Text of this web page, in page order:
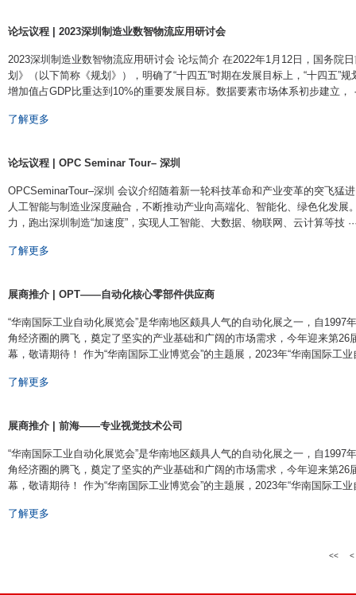
论坛议程 | 2023深圳制造业数智物流应用研讨会
2023深圳制造业数智物流应用研讨会 论坛简介 在2022年1月12日，国务院
划》（以下简称《规划》），明确了“十四五”时期在发展目标上，“十四五”
增加值占GDP比重达到10%的重要发展目标。数据要素市场体系初步建立，
了解更多
论坛议程 | OPC Seminar Tour– 深圳
OPCSeminarTour–深圳 会议介绍 ​随着新一轮科技革命和产业变革的突飞猛
人工智能与制造业深度融合，不断推动产业向高端化、智能化、绿色化发展
力，跑出深圳制造“加速度”，实现人工智能、大数据、物联网、云计算等技
了解更多
展商推介 | OPT——自动化核心零部件供应商
“华南国际工业自动化展览会”是华南地区颇具人气的自动化展之一，自1997
角经济圈的腾飞，奠定了坚实的产业基础和广阔的市场需求，今年迎来第26
幕，敬请期待！ 作为“华南国际工业博览会”的主题展，2023年“华南国际工业自
了解更多
展商推介 | 前海——专业视觉技术公司
“华南国际工业自动化展览会”是华南地区颇具人气的自动化展之一，自1997
角经济圈的腾飞，奠定了坚实的产业基础和广阔的市场需求，今年迎来第26
幕，敬请期待！ 作为“华南国际工业博览会”的主题展，2023年“华南国际工业自
了解更多
<< <